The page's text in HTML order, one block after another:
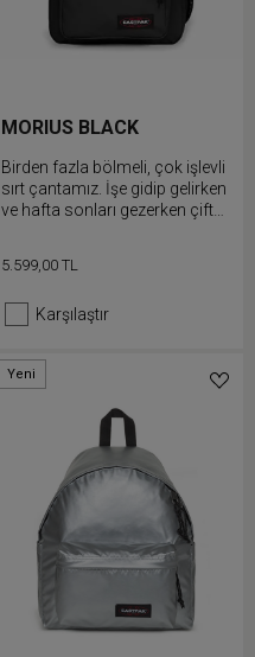
MORIUS BLACK
Birden fazla bölmeli, çok işlevli
sırt çantamız. İşe gidip gelirken
ve hafta sonları gezerken çift
bilgisayar bölmesine
5.599,00 TL
Karşılaştır
Yeni